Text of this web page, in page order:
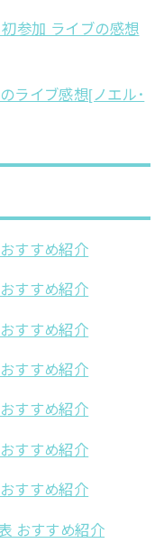
参加 ライブの感想
ライブ感想[ノエル･
すすめ紹介
すすめ紹介
すすめ紹介
すすめ紹介
すすめ紹介
すすめ紹介
すすめ紹介
おすすめ紹介